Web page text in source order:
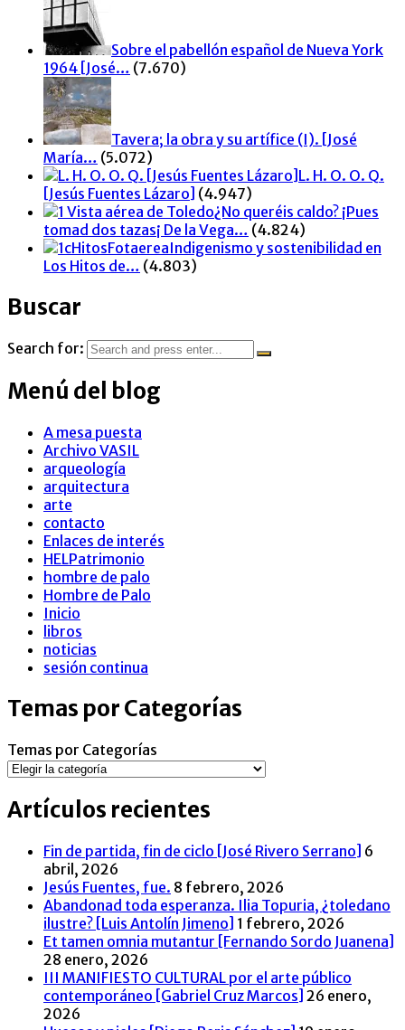
Sobre el pabellón español de Nueva York
1964 [José… (7.670)
Tavera; la obra y su artífice (I). [José
María… (5.072)
L. H. O. O. Q.
[Jesús Fuentes Lázaro] (4.947)
¿No queréis caldo? ¡Pues
tomad dos tazas¡ De la Vega… (4.824)
Indigenismo y sostenibilidad en
Los Hitos de… (4.803)
Buscar
Search for:
Menú del blog
A mesa puesta
Archivo VASIL
arqueología
arquitectura
arte
contacto
Enlaces de interés
HELPatrimonio
hombre de palo
Hombre de Palo
Inicio
libros
noticias
sesión continua
Temas por Categorías
Temas por Categorías
Artículos recientes
Fin de partida, fin de ciclo [José Rivero Serrano] 6
abril, 2026
Jesús Fuentes, fue. 8 febrero, 2026
Abandonad toda esperanza. Ilia Topuria, ¿toledano
ilustre? [Luis Antolín Jimeno] 1 febrero, 2026
Et tamen omnia mutantur [Fernando Sordo Juanena]
28 enero, 2026
III MANIFIESTO CULTURAL por el arte público
contemporáneo [Gabriel Cruz Marcos] 26 enero,
2026